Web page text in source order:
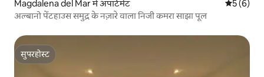
Magdalena del Mar में अपार्टमेंट औसत रेटिंग
5 (6)
अल्बानो पेंटहाउस समुद्र के नज़ारे वाला निजी कमरा साझा पूल
सुपरहोस्ट
सुपरहोस्ट